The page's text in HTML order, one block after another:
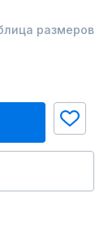
размеров